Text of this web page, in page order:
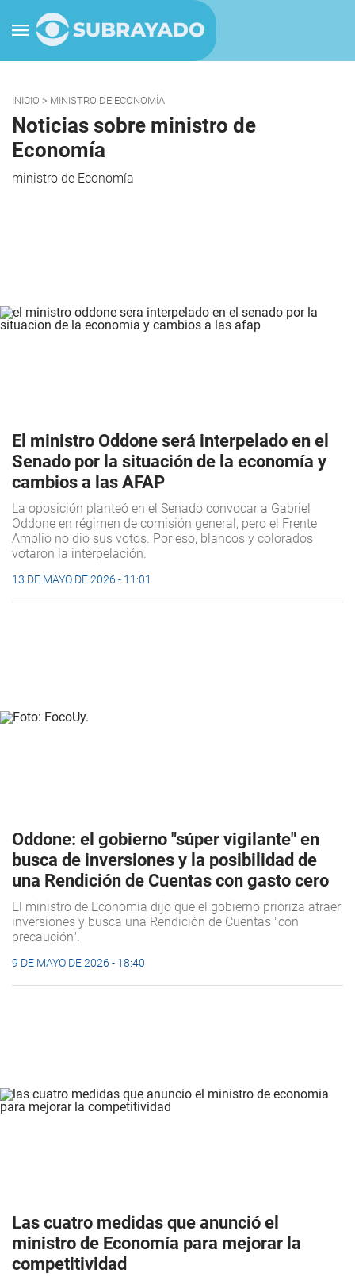
INICIO > MINISTRO DE ECONOMÍA
Noticias sobre ministro de
Economía
ministro de Economía
El ministro Oddone será interpelado en el
Senado por la situación de la economía y
cambios a las AFAP
La oposición planteó en el Senado convocar a Gabriel
Oddone en régimen de comisión general, pero el Frente
Amplio no dio sus votos. Por eso, blancos y colorados
votaron la interpelación.
13 DE MAYO DE 2026 - 11:01
Oddone: el gobierno "súper vigilante" en
busca de inversiones y la posibilidad de
una Rendición de Cuentas con gasto cero
El ministro de Economía dijo que el gobierno prioriza atraer
inversiones y busca una Rendición de Cuentas "con
precaución".
9 DE MAYO DE 2026 - 18:40
Las cuatro medidas que anunció el
ministro de Economía para mejorar la
competitividad